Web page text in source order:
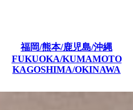
福岡/熊本/鹿児島/沖縄
FUKUOKA/KUMAMOTO
KAGOSHIMA/OKINAWA